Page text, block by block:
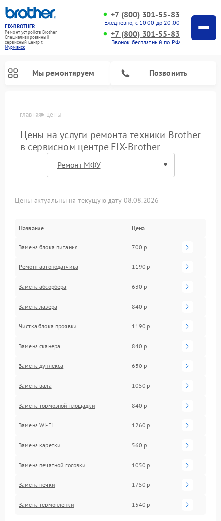
FIX-BROTHER
Ремонт устройств Brother
Специализированный
cервисный центр г.
Мурманск
+7 (800) 301-55-83
Ежедневно, с 10:00 до 20:00
+7 (800) 301-55-83
Звонок бесплатный по РФ
Мы ремонтируем Позвонить
главная цены
Цены на услуги ремонта техники Brother
в сервисном центре FIX-Brother
Цены актуальны на текущую дату 08.08.2026
Название Цена
Замена блока питания 700 р
Ремонт автоподатчика 1190 р
Замена абсорбера 630 р
Замена лазера 840 р
Чистка блока проявки 1190 р
Замена сканера 840 р
Замена дуплекса 630 р
Замена вала 1050 р
Замена тормозной площадки 840 р
Замена Wi-Fi 1260 р
Замена каретки 560 р
Замена печатной головки 1050 р
Замена печки 1750 р
Замена термопленки 1540 р